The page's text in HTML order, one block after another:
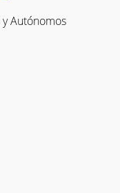
Autónomos